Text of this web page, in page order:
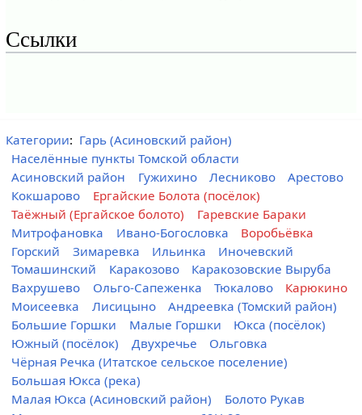
Ссылки
Категории: Гарь (Асиновский район)
Населённые пункты Томской области
Асиновский район
Гужихино Лесниково
Арестово
Кокшарово
Ергайские Болота (посёлок)
Таёжный (Ергайское болото)
Гаревские Бараки
Митрофановка
Ивано-Богословка
Воробьёвка
Горский
Зимаревка Ильинка
Иночевский
Томашинский
Каракозово
Каракозовские Выруба
Вахрушево
Ольго-Сапеженка Тюкалово
Карюкино
Моисеевка
Лисицыно
Андреевка (Томский район)
Большие Горшки
Малые Горшки
Юкса (посёлок)
Южный (посёлок)
Двухречье
Ольговка
Чёрная Речка (Итатское сельское поселение)
Большая Юкса (река)
Малая Юкса (Асиновский район)
Болото Рукав